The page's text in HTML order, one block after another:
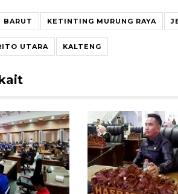
BARUT KETINTING MURUNG RAYA
UTARA KALTENG